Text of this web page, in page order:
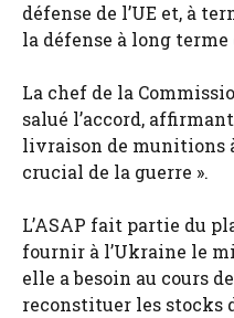
défense de l’UE et, à
la défense à long terme
La chef de la
salué l’accord,
livraison de munitions
crucial de la guerre ».
L’ASAP fait partie du
fournir à l’Ukraine le
elle a besoin au cours
reconstituer les stocks